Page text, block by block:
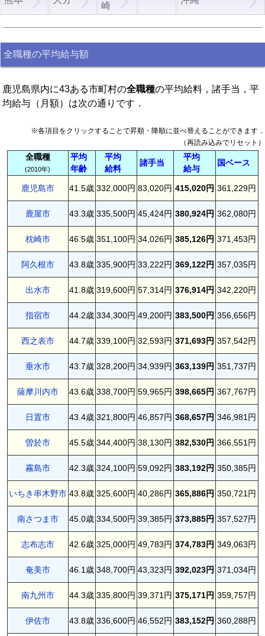
崎
全職種の平均給与額
鹿児島県内に43ある市町村の全職種の平均給料，諸手当，平
均給与（月額）は次の通りです．
※各項目をクリックすることで昇順・降順に並べ替えることができます．
（再読み込みでリセット）
全職種
(2010年)
平均
年齢
平均
給料
諸手当
平均
給与
国ベース
鹿児島市 41.5歳 332,000円 83,020円 415,020円 361,229円
鹿屋市 43.3歳 335,500円 45,424円 380,924円 362,080円
枕崎市 46.5歳 351,100円 34,026円 385,126円 371,453円
阿久根市 43.8歳 335,900円 33,222円 369,122円 357,035円
出水市 41.8歳 319,600円 57,314円 376,914円 342,220円
指宿市 44.2歳 334,300円 49,200円 383,500円 356,656円
西之表市 44.7歳 339,100円 32,593円 371,693円 357,542円
垂水市 43.7歳 328,200円 34,939円 363,139円 351,737円
薩摩川内市 43.6歳 338,700円 59,965円 398,665円 367,767円
日置市 43.4歳 321,800円 46,857円 368,657円 346,981円
曽於市 45.5歳 344,400円 38,130円 382,530円 366,551円
霧島市 42.3歳 324,100円 59,092円 383,192円 350,385円
いちき串木野市 43.8歳 325,600円 40,286円 365,886円 350,721円
南さつま市 45.0歳 334,500円 39,385円 373,885円 357,527円
志布志市 42.6歳 325,000円 49,783円 374,783円 349,063円
奄美市 46.1歳 348,700円 43,323円 392,023円 371,034円
南九州市 44.3歳 335,800円 39,371円 375,171円 359,757円
伊佐市 43.8歳 336,600円 46,552円 383,152円 360,288円